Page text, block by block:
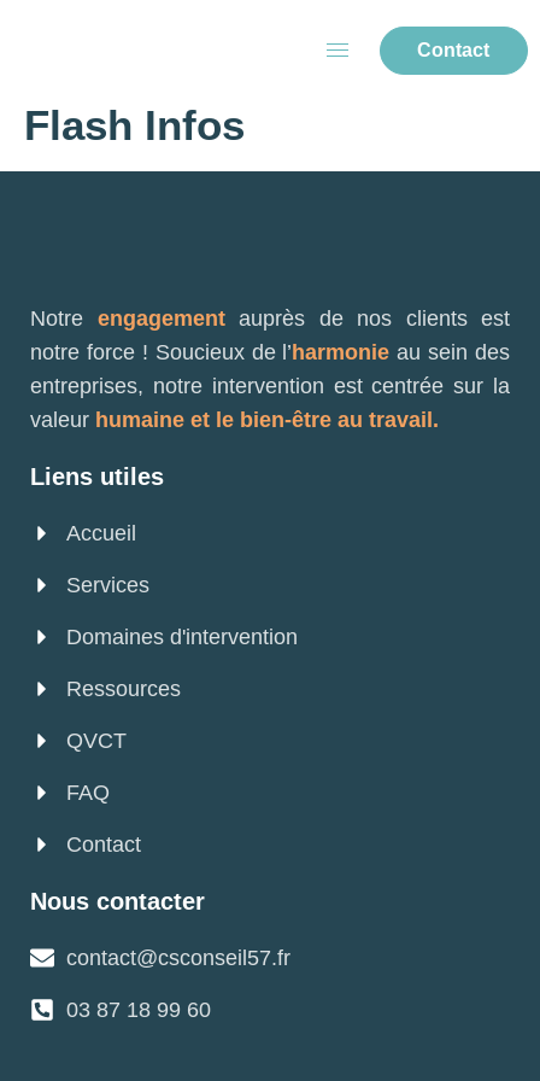
Contact
Flash Infos
Notre engagementauprès de nos clients est
notre force ! Soucieux de l’ harmonie au sein des
entreprises, notre intervention est centrée sur la
valeur humaine et le bien-être au travail.
Liens utiles
Accueil
Services
Domaines d'intervention
Ressources
QVCT
FAQ
Contact
Nous contacter
contact@csconseil57.fr
03 87 18 99 60